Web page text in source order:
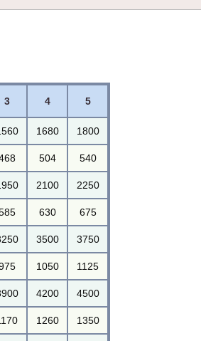
3 4 5
1680 1800
504 540
2100 2250
630 675
3500 3750
1050 1125
4200 4500
1260 1350